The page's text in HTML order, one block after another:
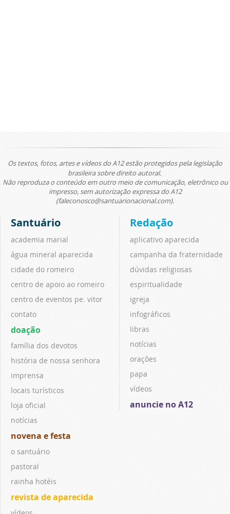
Os textos, fotos, artes e vídeos do A12 estão protegidos pela legislação
brasileira sobre direito autoral.
Não reproduza o conteúdo em outro meio de comunicação, eletrônico ou
impresso, sem autorização expressa do A12
(faleconosco@santuarionacional.com).
Santuário
academia marial
água mineral aparecida
cidade do romeiro
centro de apoio ao romeiro
centro de eventos pe. vitor
contato
doação
família dos devotos
história de nossa senhora
imprensa
locais turísticos
loja oficial
notícias
novena e festa
o santuário
pastoral
rainha hotéis
revista de aparecida
Redação
aplicativo aparecida
campanha da fraternidade
dúvidas religiosas
espiritualidade
igreja
infográficos
libras
notícias
orações
papa
vídeos
anuncie no A12